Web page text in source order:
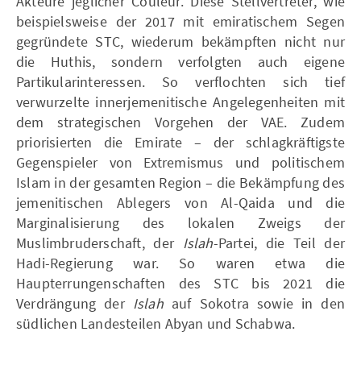
beispielsweise der 2017 mit emiratischem Segen
gegründete STC, wiederum bekämpften nicht nur
die Huthis, sondern verfolgten auch eigene
Partikularinteressen. So verflochten sich tief
verwurzelte innerjemenitische Angelegenheiten mit
dem strategischen Vorgehen der VAE. Zudem
priorisierten die Emirate – der schlagkräftigste
Gegenspieler von Extremismus und politischem
Islam in der gesamten Region – die Bekämpfung des
jemenitischen Ablegers von Al-Qaida und die
Marginalisierung des lokalen Zweigs der
Muslimbruderschaft, der Islah-Partei, die Teil der
Hadi-Regierung war. So waren etwa die
Haupterrungenschaften des STC bis 2021 die
Verdrängung der Islah auf Sokotra sowie in den
südlichen Landesteilen Abyan und Schabwa.